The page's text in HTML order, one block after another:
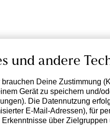
und andere
brauchen Deine Zustimmung
Gerät zu speichern und/
Die Datennutzung
E-Mail-Adressen), für
Erkenntnisse über